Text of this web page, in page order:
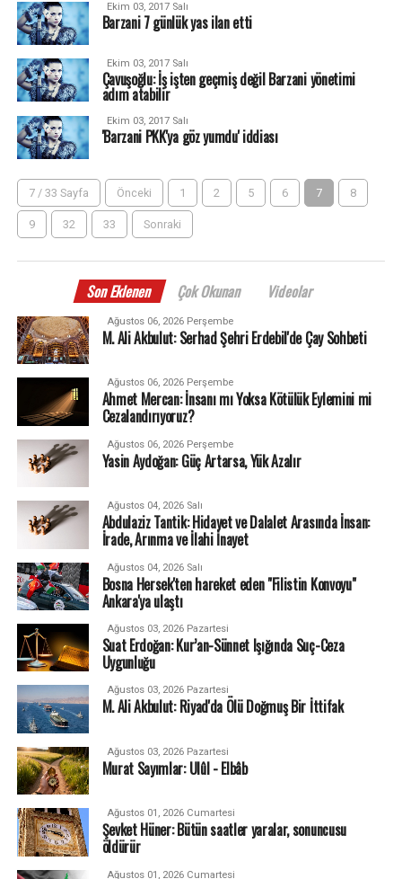
Ekim 03, 2017 Salı
Barzani 7 günlük yas ilan etti
Ekim 03, 2017 Salı
Çavuşoğlu: İş işten geçmiş değil Barzani yönetimi
adım atabilir
Ekim 03, 2017 Salı
'Barzani PKK'ya göz yumdu' iddiası
7 / 33 Sayfa Önceki 1 2 5 6 7 8
9 32 33 Sonraki
Son Eklenen Çok Okunan Videolar
Ağustos 06, 2026 Perşembe
M. Ali Akbulut: Serhad Şehri Erdebil'de Çay Sohbeti
Ağustos 06, 2026 Perşembe
Ahmet Mercan: İnsanı mı Yoksa Kötülük Eylemini mi
Cezalandırıyoruz?
Ağustos 06, 2026 Perşembe
Yasin Aydoğan: Güç Artarsa, Yük Azalır
Ağustos 04, 2026 Salı
Abdulaziz Tantik: Hidayet ve Dalalet Arasında İnsan:
İrade, Arınma ve İlahi İnayet
Ağustos 04, 2026 Salı
Bosna Hersek'ten hareket eden "Filistin Konvoyu"
Ankara'ya ulaştı
Ağustos 03, 2026 Pazartesi
Suat Erdoğan: Kur’an-Sünnet Işığında Suç-Ceza
Uygunluğu
Ağustos 03, 2026 Pazartesi
M. Ali Akbulut: Riyad'da Ölü Doğmuş Bir İttifak
Ağustos 03, 2026 Pazartesi
Murat Sayımlar: Ulûl - Elbâb
Ağustos 01, 2026 Cumartesi
Şevket Hüner: Bütün saatler yaralar, sonuncusu
öldürür
Ağustos 01, 2026 Cumartesi